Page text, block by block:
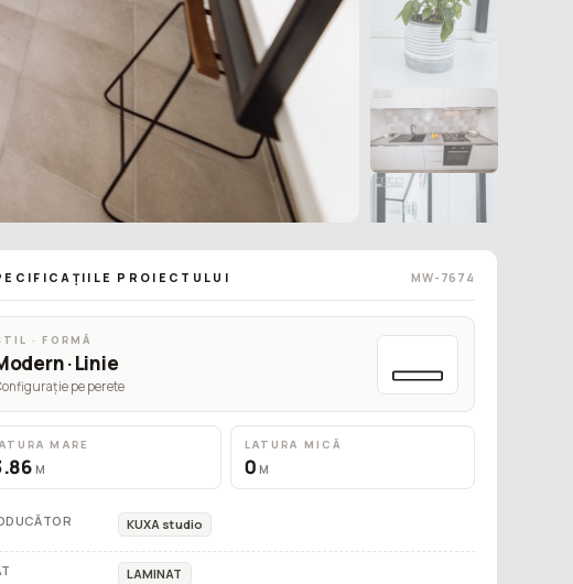
+6
VEZI TOT
PROIECTULUI MW-7674
· FORMĂ
· Linie
pe perete
MARE
M
LATURA MICĂ
0 M
KUXA studio
LAMINAT